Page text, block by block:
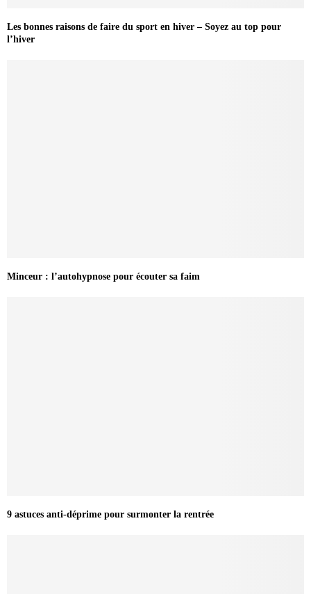
Les bonnes raisons de faire du sport en hiver – Soyez au top pour
l’hiver
Minceur : l’autohypnose pour écouter sa faim
9 astuces anti-déprime pour surmonter la rentrée